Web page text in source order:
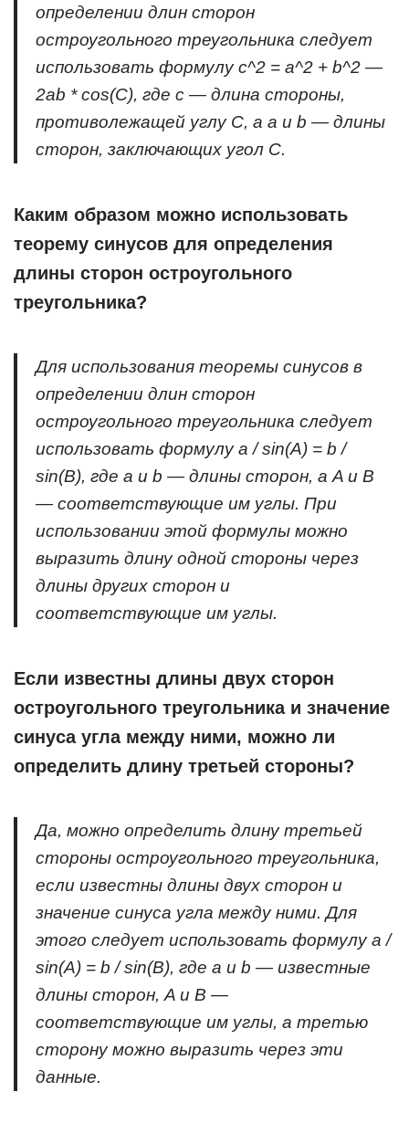
определении длин сторон
остроугольного треугольника следует
использовать формулу c^2 = a^2 + b^2 —
2ab * cos(C), где c — длина стороны,
противолежащей углу С, а a и b — длины
сторон, заключающих угол C.
Каким образом можно использовать
теорему синусов для определения
длины сторон остроугольного
треугольника?
Для использования теоремы синусов в
определении длин сторон
остроугольного треугольника следует
использовать формулу a / sin(A) = b /
sin(B), где a и b — длины сторон, а A и B
— соответствующие им углы. При
использовании этой формулы можно
выразить длину одной стороны через
длины других сторон и
соответствующие им углы.
Если известны длины двух сторон
остроугольного треугольника и значение
синуса угла между ними, можно ли
определить длину третьей стороны?
Да, можно определить длину третьей
стороны остроугольного треугольника,
если известны длины двух сторон и
значение синуса угла между ними. Для
этого следует использовать формулу a /
sin(A) = b / sin(B), где a и b — известные
длины сторон, A и B —
соответствующие им углы, а третью
сторону можно выразить через эти
данные.